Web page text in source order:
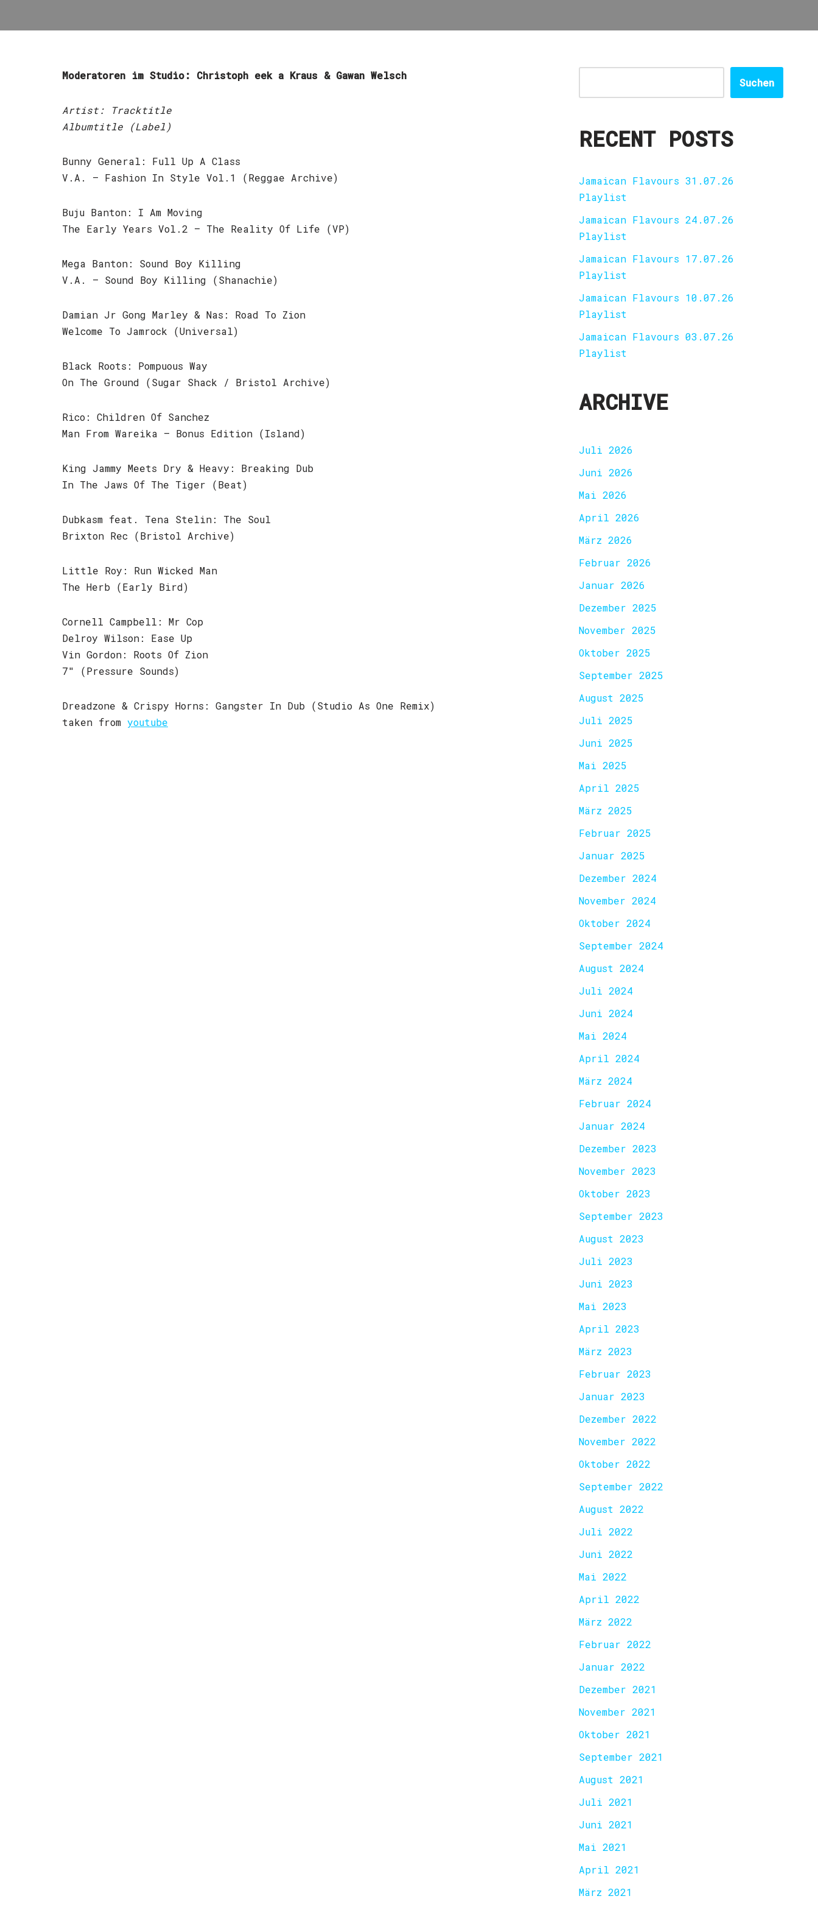
Moderatoren im Studio: Christoph eek a Kraus & Gawan Welsch
Artist: Tracktitle
Albumtitle (Label)
Bunny General: Full Up A Class
V.A. – Fashion In Style Vol.1 (Reggae Archive)
Buju Banton: I Am Moving
The Early Years Vol.2 – The Reality Of Life (VP)
Mega Banton: Sound Boy Killing
V.A. – Sound Boy Killing (Shanachie)
Damian Jr Gong Marley & Nas: Road To Zion
Welcome To Jamrock (Universal)
Black Roots: Pompuous Way
On The Ground (Sugar Shack / Bristol Archive)
Rico: Children Of Sanchez
Man From Wareika – Bonus Edition (Island)
King Jammy Meets Dry & Heavy: Breaking Dub
In The Jaws Of The Tiger (Beat)
Dubkasm feat. Tena Stelin: The Soul
Brixton Rec (Bristol Archive)
Little Roy: Run Wicked Man
The Herb (Early Bird)
Cornell Campbell: Mr Cop
Delroy Wilson: Ease Up
Vin Gordon: Roots Of Zion
7″ (Pressure Sounds)
Dreadzone & Crispy Horns: Gangster In Dub (Studio As One Remix)
taken from youtube
Suchen
RECENT POSTS
Jamaican Flavours 31.07.26
Playlist
Jamaican Flavours 24.07.26
Playlist
Jamaican Flavours 17.07.26
Playlist
Jamaican Flavours 10.07.26
Playlist
Jamaican Flavours 03.07.26
Playlist
ARCHIVE
Juli 2026
Juni 2026
Mai 2026
April 2026
März 2026
Februar 2026
Januar 2026
Dezember 2025
November 2025
Oktober 2025
September 2025
August 2025
Juli 2025
Juni 2025
Mai 2025
April 2025
März 2025
Februar 2025
Januar 2025
Dezember 2024
November 2024
Oktober 2024
September 2024
August 2024
Juli 2024
Juni 2024
Mai 2024
April 2024
März 2024
Februar 2024
Januar 2024
Dezember 2023
November 2023
Oktober 2023
September 2023
August 2023
Juli 2023
Juni 2023
Mai 2023
April 2023
März 2023
Februar 2023
Januar 2023
Dezember 2022
November 2022
Oktober 2022
September 2022
August 2022
Juli 2022
Juni 2022
Mai 2022
April 2022
März 2022
Februar 2022
Januar 2022
Dezember 2021
November 2021
Oktober 2021
September 2021
August 2021
Juli 2021
Juni 2021
Mai 2021
April 2021
März 2021